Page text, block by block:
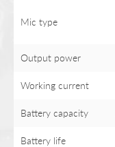
Mic type
Output power
Working current
Battery capacity
Battery life